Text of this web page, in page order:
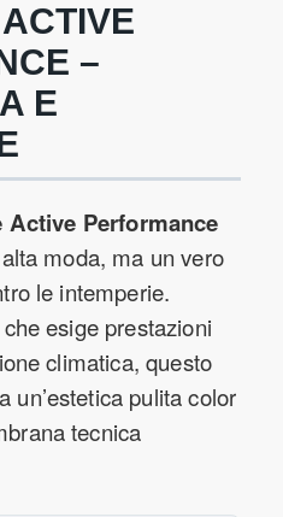
–
E
Active Performance
moda, ma un vero
le intemperie.
esige prestazioni
climatica, questo
un’estetica pulita color
tecnica